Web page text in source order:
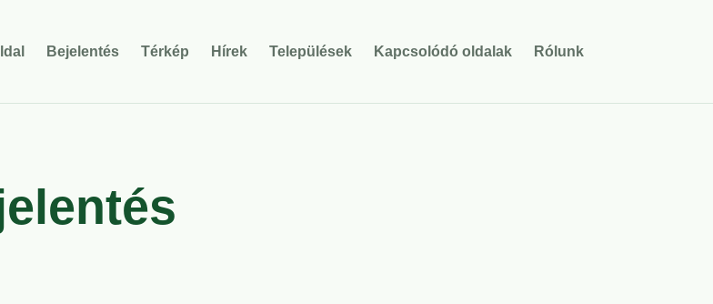
Bejelentés Térkép Hírek Települések Kapcsolódó oldalak Rólunk